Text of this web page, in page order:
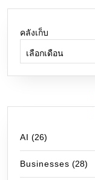
คลังเก็บ
AI (26)
Businesses (28)